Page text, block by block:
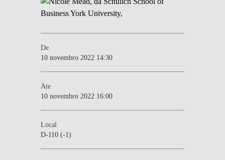
De
10 novembro 2022 14:30
Ate
10 novembro 2022 16:00
Local
D-110 (-1)